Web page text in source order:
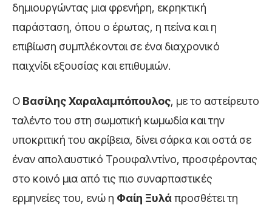
δημιουργώντας μια φρενήρη, εκρηκτική
παράσταση, όπου ο έρωτας, η πείνα και η
επιβίωση συμπλέκονται σε ένα διαχρονικό
παιχνίδι εξουσίας και επιθυμιών.
Ο Βασίλης Χαραλαμπόπουλος, με το αστείρευτο
ταλέντο του στη σωματική κωμωδία και την
υποκριτική του ακρίβεια, δίνει σάρκα και οστά σε
έναν απολαυστικό Τρουφαλντίνο, προσφέροντας
στο κοινό μια από τις πιο συναρπαστικές
ερμηνείες του, ενώ η Φαίη Ξυλάπροσθέτει τη